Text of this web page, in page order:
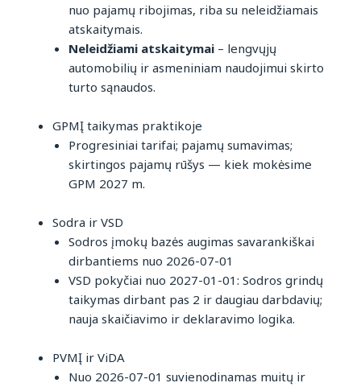
nuo pajamų ribojimas, riba su neleidžiamais
atskaitymais.
Neleidžiami atskaitymai– lengvųjų
automobilių ir asmeniniam naudojimui skirto
turto sąnaudos.
GPMĮ taikymas praktikoje
Progresiniai tarifai; pajamų sumavimas;
skirtingos pajamų rūšys — kiek mokėsime
GPM 2027 m.
Sodra ir VSD
Sodros įmokų bazės augimas savarankiškai
dirbantiems nuo 2026-07-01
VSD pokyčiai nuo 2027-01-01: Sodros grindų
taikymas dirbant pas 2 ir daugiau darbdavių;
nauja skaičiavimo ir deklaravimo logika.
PVMĮ ir ViDA
Nuo 2026-07-01 suvienodinamas muitų ir